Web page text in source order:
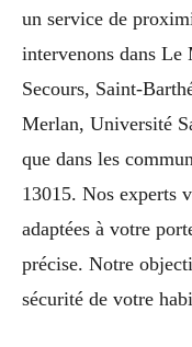
un service de
intervenons dans
Secours, Saint-
Merlan, Université
que dans les
13015. Nos experts
adaptées à votre
précise. Notre
sécurité de votre